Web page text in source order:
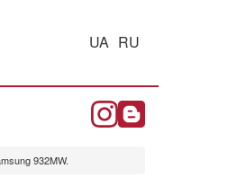
UA RU
932MW.